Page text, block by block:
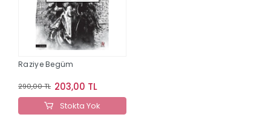
Raziye Begüm
290,00 TL 203,00 TL
Stokta Yok